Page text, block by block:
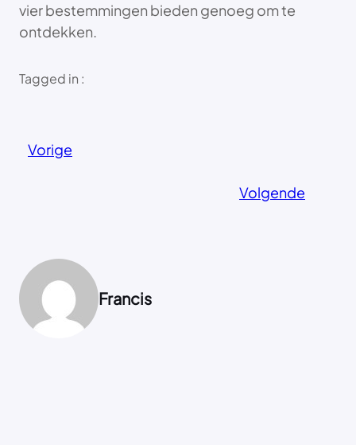
vier bestemmingen bieden genoeg om te
ontdekken.
Tagged in :
Vorige
Volgende
Francis